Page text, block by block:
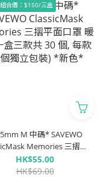
合價：$150/三盒
M 中碼* SAVEWO
Memories 三摺平
暖陽 (一盒三款共 30 個,
10 個獨立包裝) *新色*
HK$55.00
HK$69.00